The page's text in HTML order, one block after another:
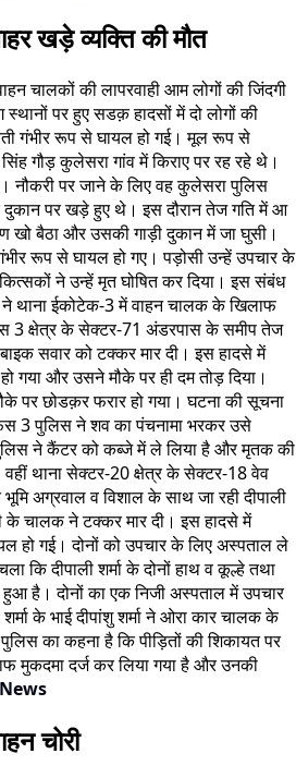
खड़े व्यक्ति की मौत
चालकों की लापरवाही आम लोगों की जिंदगी
पर हुए सडक़ हादसों में दो लोगों की
गंभीर रूप से घायल हो गई। मूल रूप से
गौड़ कुलेसरा गांव में किराए पर रह रहे थे।
नौकरी पर जाने के लिए वह कुलेसरा पुलिस
दुकान पर खड़े हुए थे। इस दौरान तेज गति में आ
खो बैठा और उसकी गाड़ी दुकान में जा घुसी।
रूप से घायल हो गए। पड़ोसी उन्हें उपचार के
ने उन्हें मृत घोषित कर दिया। इस संबंध
थाना ईकोटेक-3 में वाहन चालक के खिलाफ
3 क्षेत्र के सेक्टर-71 अंडरपास के समीप तेज
सवार को टक्कर मार दी। इस हादसे में
गया और उसने मौके पर ही दम तोड़ दिया।
पर छोडक़र फरार हो गया। घटना की सूचना
3 पुलिस ने शव का पंचनामा भरकर उसे
पुलिस ने कैंटर को कब्जे में ले लिया है और मृतक की
थाना सेक्टर-20 क्षेत्र के सेक्टर-18 वेव
अग्रवाल व विशाल के साथ जा रही दीपाली
के चालक ने टक्कर मार दी। इस हादसे में
हो गई। दोनों को उपचार के लिए अस्पताल ले
कि दीपाली शर्मा के दोनों हाथ व कूल्हे तथा
है। दोनों का एक निजी अस्पताल में उपचार
के भाई दीपांशु शर्मा ने ओरा कार चालक के
का कहना है कि पीड़ितों की शिकायत पर
मुकदमा दर्ज कर लिया गया है और उनकी
चोरी